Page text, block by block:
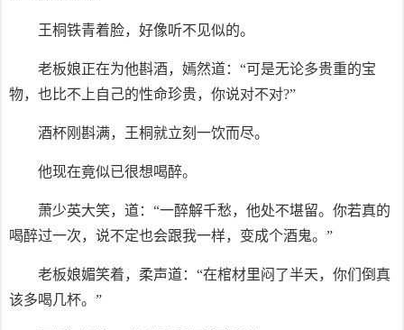
王桐铁青着脸，好像听不见似的。
老板娘正在为他斟酒，嫣然道：“可是无论多贵重的宝
物，也比不上自己的性命珍贵，你说对不对?”
酒杯刚斟满，王桐就立刻一饮而尽。
他现在竟似已很想喝醉。
萧少英大笑，道：“一醉解千愁，他处不堪留。你若真的
喝醉过一次，说不定也会跟我一样，变成个酒鬼。”
老板娘媚笑着，柔声道：“在棺材里闷了半天，你们倒真
该多喝几杯。”